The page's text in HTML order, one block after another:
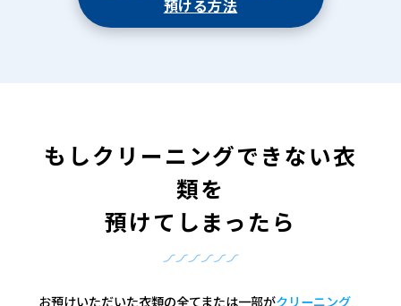
預ける方法
もしクリーニングできない衣
類を
預けてしまったら
お預けいただいた衣類の全てまたは一部がクリーニング